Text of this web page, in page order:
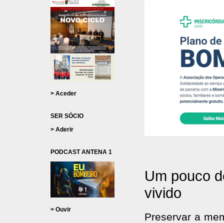
Um pouco
vivido
Preservar a
> Aceder
SER SÓCIO
> Aderir
PODCAST ANTENA 1
> Ouvir